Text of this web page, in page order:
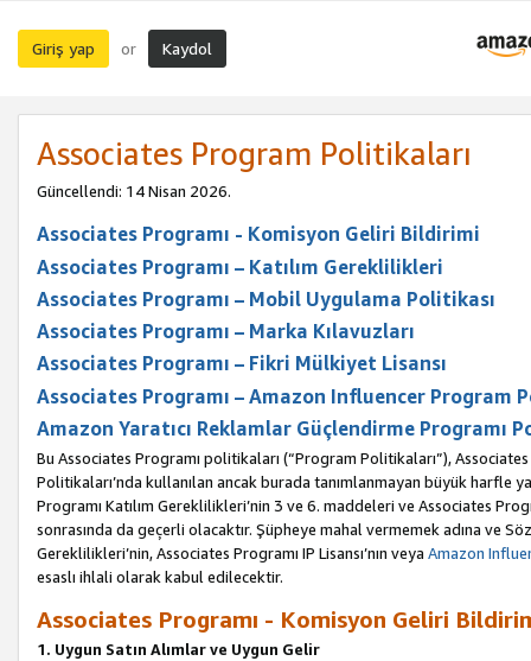
Giriş yap or Kaydol
Associates Program Politikaları
Güncellendi: 14 Nisan 2026.
Associates Programı - Komisyon Geliri Bildirimi
Associates Programı – Katılım Gereklilikleri
Associates Programı – Mobil Uygulama Politikası
Associates Programı – Marka Kılavuzları
Associates Programı – Fikri Mülkiyet Lisansı
Associates Programı – Amazon Influencer Program
Amazon Yaratıcı Reklamlar Güçlendirme Programı
Bu Associates Programı politikaları (“Program Politikaları”),
Politikaları’nda kullanılan ancak burada tanımlanmayan büyük harfle
Programı Katılım Gereklilikleri’nin 3 ve 6. maddeleri ve Associates
sonrasında da geçerli olacaktır. Şüpheye mahal vermemek adına ve
Gereklilikleri’nin, Associates Programı IP Lisansı’nın veya Amazon
esaslı ihlali olarak kabul edilecektir.
Associates Programı - Komisyon Geliri
1. Uygun Satın Alımlar ve Uygun Gelir